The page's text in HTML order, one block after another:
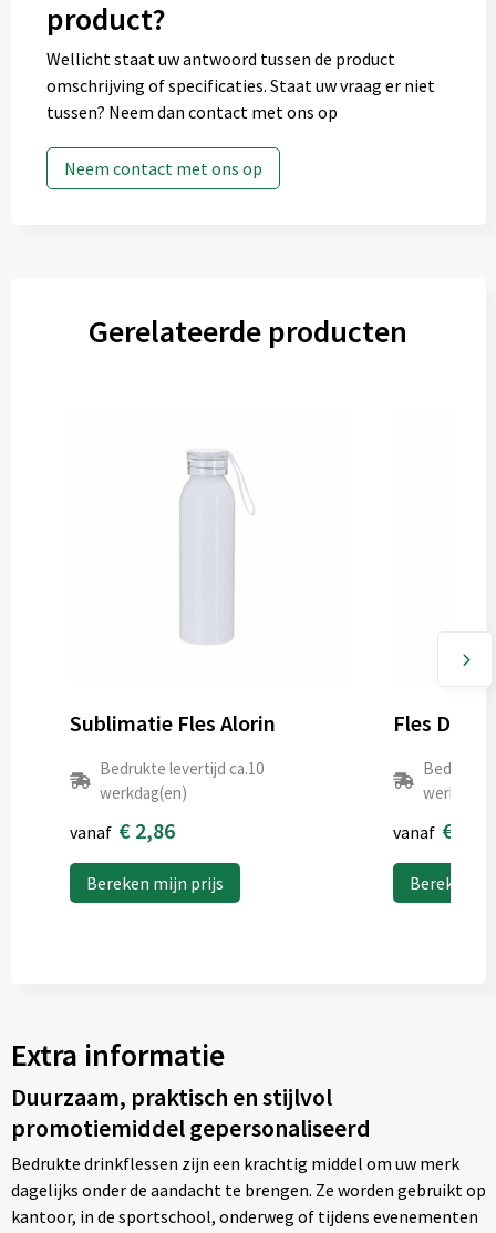
Als de mat gevouwen is op de voorkant (20mm x
80mm)
product?
Wellicht staat uw antwoord tussen de product
omschrijving of specificaties. Staat uw vraag er niet
tussen? Neem dan contact met ons op
Neem contact met ons op
Gerelateerde producten
Sublimatie Fles Alorin
Bedrukte levertijd ca.10
werkdag(en)
vanaf € 2,86
Bereken mijn prijs
Fles
Bedrukte
vanaf €
Bereken
Extra informatie
Duurzaam, praktisch en stijlvol
promotiemiddel gepersonaliseerd
Bedrukte drinkflessen zijn een krachtig middel om uw merk
dagelijks onder de aandacht te brengen. Ze worden gebruikt op
kantoor, in de sportschool, onderweg of tijdens evenementen